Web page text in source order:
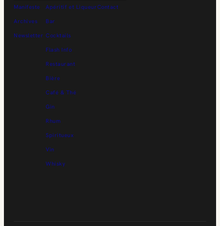
Manifeste
Archives
Newsletter
Apéritif et Liqueur
Bar
Cocktails
Flash Info
Restaurant
Bière
Café & Thé
Gin
Rhum
Spiritueux
Vin
Whisky
Contact